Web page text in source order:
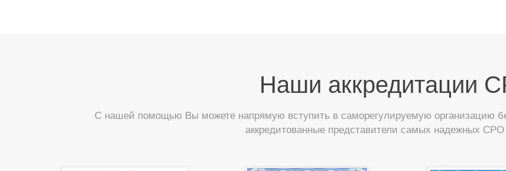
Наши аккредитации
С нашей помощью Вы можете напрямую вступить в саморегулируемую организацию
аккредитованные представители самых надежных